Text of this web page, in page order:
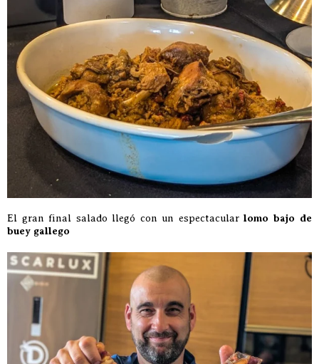
El gran final salado llegó con un espectacular lomo bajo de
buey gallego